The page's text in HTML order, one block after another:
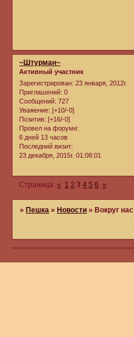
~Штурман~
Активный участник
Зарегистрирован: 23 января, 2012г.
Приглашений: 0
Сообщений: 727
Уважение: [+10/-0]
Позитив: [+16/-0]
Провел на форуме:
6 дней 13 часов
Последний визит:
23 декабря, 2015г. 01:08:01
Страница:« 1 2 3 4 5 6 »
»Пешка »Новости »Вокруг нас